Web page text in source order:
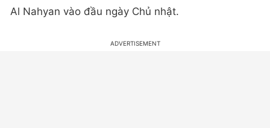
Al Nahyan vào đầu ngày Chủ nhật.